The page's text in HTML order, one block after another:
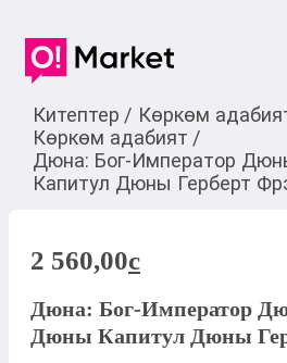
Китептер / Көркөм
Көркөм адабият /
Дюна: Бог-Император
Капитул Дюны Герберт
2 560,00c
Дюна: Бог-Император
Дюны Капитул Дюны